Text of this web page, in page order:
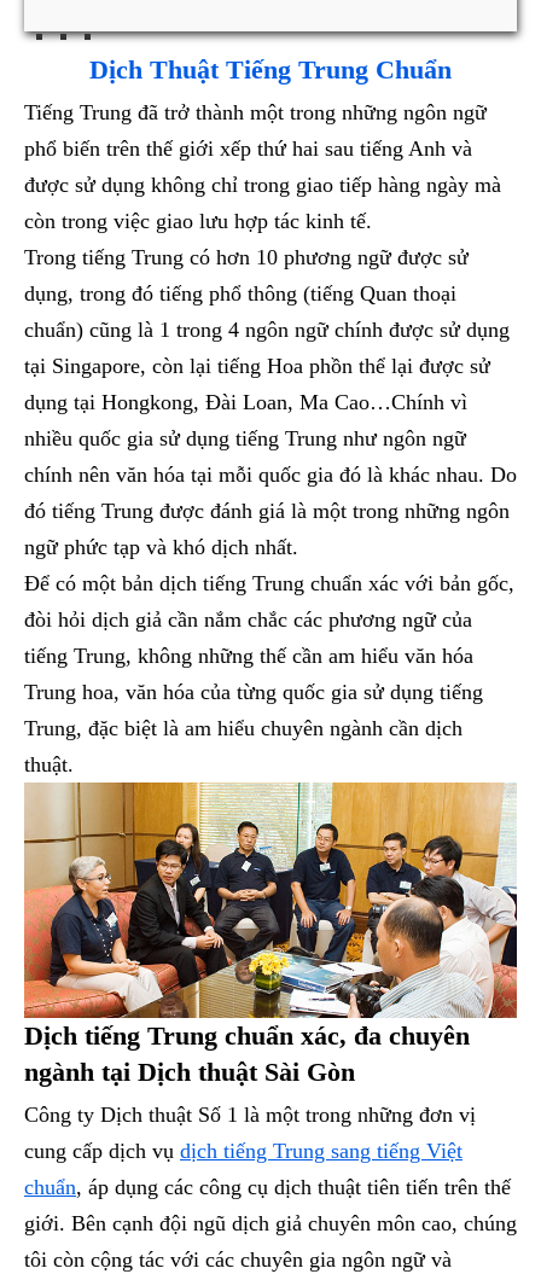
Dịch Thuật Tiếng Trung Chuẩn
Tiếng Trung đã trở thành một trong những ngôn ngữ
phổ biến trên thế giới xếp thứ hai sau tiếng Anh và
được sử dụng không chỉ trong giao tiếp hàng ngày mà
còn trong việc giao lưu hợp tác kinh tế.
Trong tiếng Trung có hơn 10 phương ngữ được sử
dụng, trong đó tiếng phổ thông (tiếng Quan thoại
chuẩn) cũng là 1 trong 4 ngôn ngữ chính được sử dụng
tại Singapore, còn lại tiếng Hoa phồn thể lại được sử
dụng tại Hongkong, Đài Loan, Ma Cao…Chính vì
nhiều quốc gia sử dụng tiếng Trung như ngôn ngữ
chính nên văn hóa tại mỗi quốc gia đó là khác nhau. Do
đó tiếng Trung được đánh giá là một trong những ngôn
ngữ phức tạp và khó dịch nhất.
Để có một bản dịch tiếng Trung chuẩn xác với bản gốc,
đòi hỏi dịch giả cần nắm chắc các phương ngữ của
tiếng Trung, không những thế cần am hiểu văn hóa
Trung hoa, văn hóa của từng quốc gia sử dụng tiếng
Trung, đặc biệt là am hiểu chuyên ngành cần dịch
thuật.
Dịch tiếng Trung chuẩn xác, đa chuyên
ngành tại Dịch thuật Sài Gòn
Công ty Dịch thuật Số 1 là một trong những đơn vị
cung cấp dịch vụ dịch tiếng Trung sang tiếng Việt
chuẩn, áp dụng các công cụ dịch thuật tiên tiến trên thế
giới. Bên cạnh đội ngũ dịch giả chuyên môn cao, chúng
tôi còn cộng tác với các chuyên gia ngôn ngữ và